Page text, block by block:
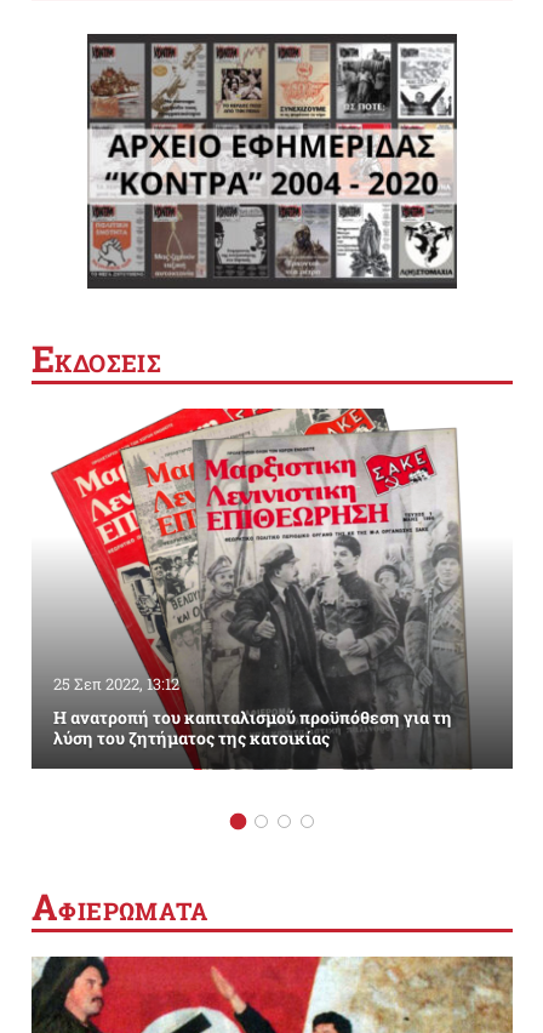
ΕΚΔΟΣΕΙΣ
25 Σεπ 2022, 13:12
Η ανατροπή του καπιταλισμού προϋπόθεση για τη
λύση του ζητήματος της κατοικίας
ΑΦΙΕΡΩΜΑΤΑ